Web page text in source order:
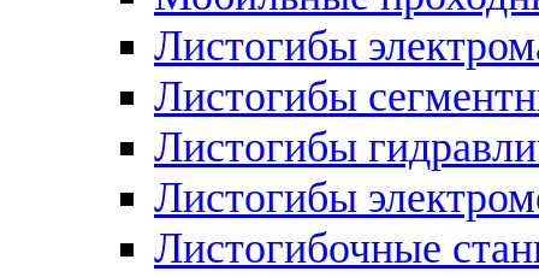
Листогибы
Листогибы
Листогибы
Листогибы
Листогибочные